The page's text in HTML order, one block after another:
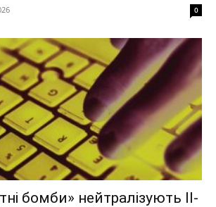
0
бомби» нейтралізують ІІ-